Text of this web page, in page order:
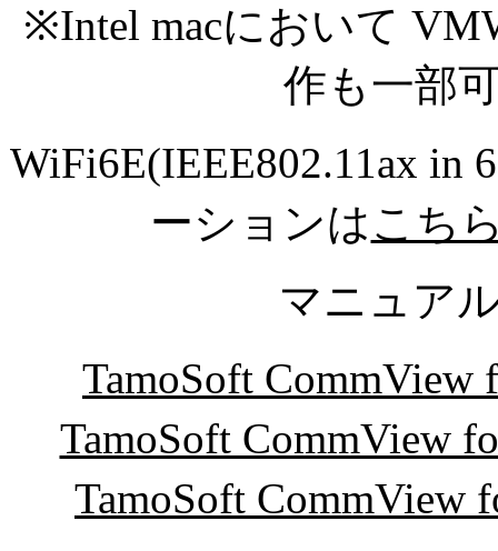
※Intel macにおいて
作も一部
WiFi6E(IEEE802.11ax in
ーションはこち
マニュア
TamoSoft
TamoSoft CommView
TamoSoft